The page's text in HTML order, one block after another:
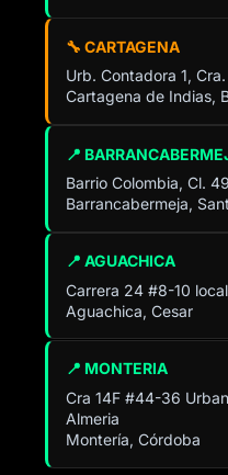
🔧 CARTAGENA
Urb. Contadora 1,
Cartagena de Indias,
📍
Barrio Colombia, Cl.
Barrancabermeja,
📍 AGUACHICA
Carrera 24 #8-10
Aguachica, Cesar
📍 MONTERIA
Cra 14F #44-36
Almeria
Montería, Córdoba